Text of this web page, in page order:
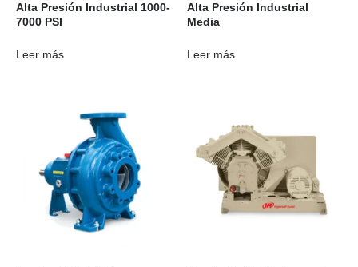
Alta Presión Industrial 1000-
7000 PSI
Leer más
Alta Presión Industrial
Media
Leer más